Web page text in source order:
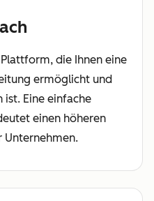
die Ihnen eine
ermöglicht und
Eine einfache
einen höheren
Unternehmen.